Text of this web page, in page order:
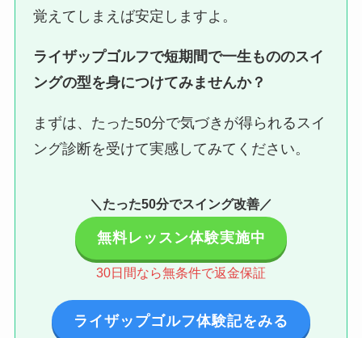
覚えてしまえば安定しますよ。
ライザップゴルフで短期間で一生もののスイ
ングの型を身につけてみませんか？
まずは、たった50分で気づきが得られるスイ
ング診断を受けて実感してみてください。
＼たった50分でスイング改善／
無料レッスン体験実施中
30日間なら無条件で返金保証
ライザップゴルフ体験記をみる